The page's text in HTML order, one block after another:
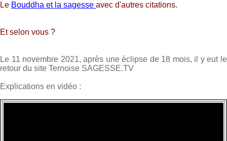
Le Bouddha et la sagesse avec d'autres citations.
Et selon vous ?
Le 11 novembre 2021, après une éclipse de 18 mois, il y eut le
retour du site Ternoise SAGESSE.TV
Explications en vidéo :